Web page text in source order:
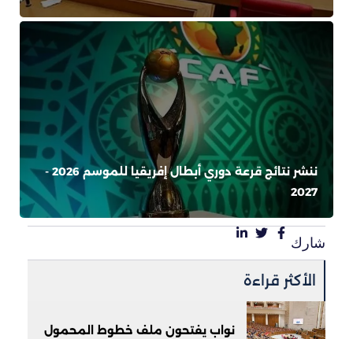
ننشر نتائج قرعة دوري أبطال إفريقيا للموسم 2026 -
2027
شارك
الأكثر قراءة
نواب يفتحون ملف خطوط المحمول